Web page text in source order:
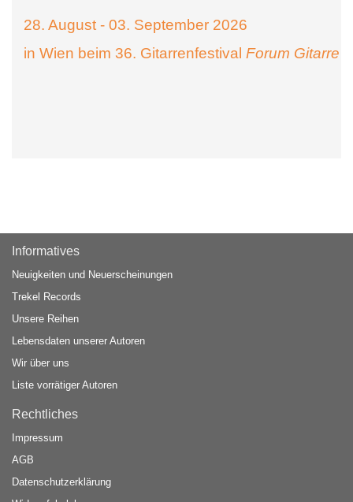
28. August - 03. September 2026
in Wien beim 36. Gitarrenfestival Forum Gitarre
Informatives
Neuigkeiten und Neuerscheinungen
Trekel Records
Unsere Reihen
Lebensdaten unserer Autoren
Wir über uns
Liste vorrätiger Autoren
Rechtliches
Impressum
AGB
Datenschutzerklärung